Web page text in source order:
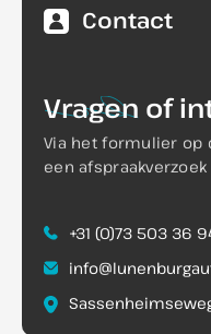
Contact
Vragen of
Via het formulier op
een
+31 (0)73 503 36